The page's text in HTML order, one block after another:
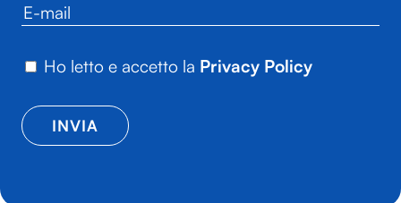
Ho letto e accetto la Privacy Policy